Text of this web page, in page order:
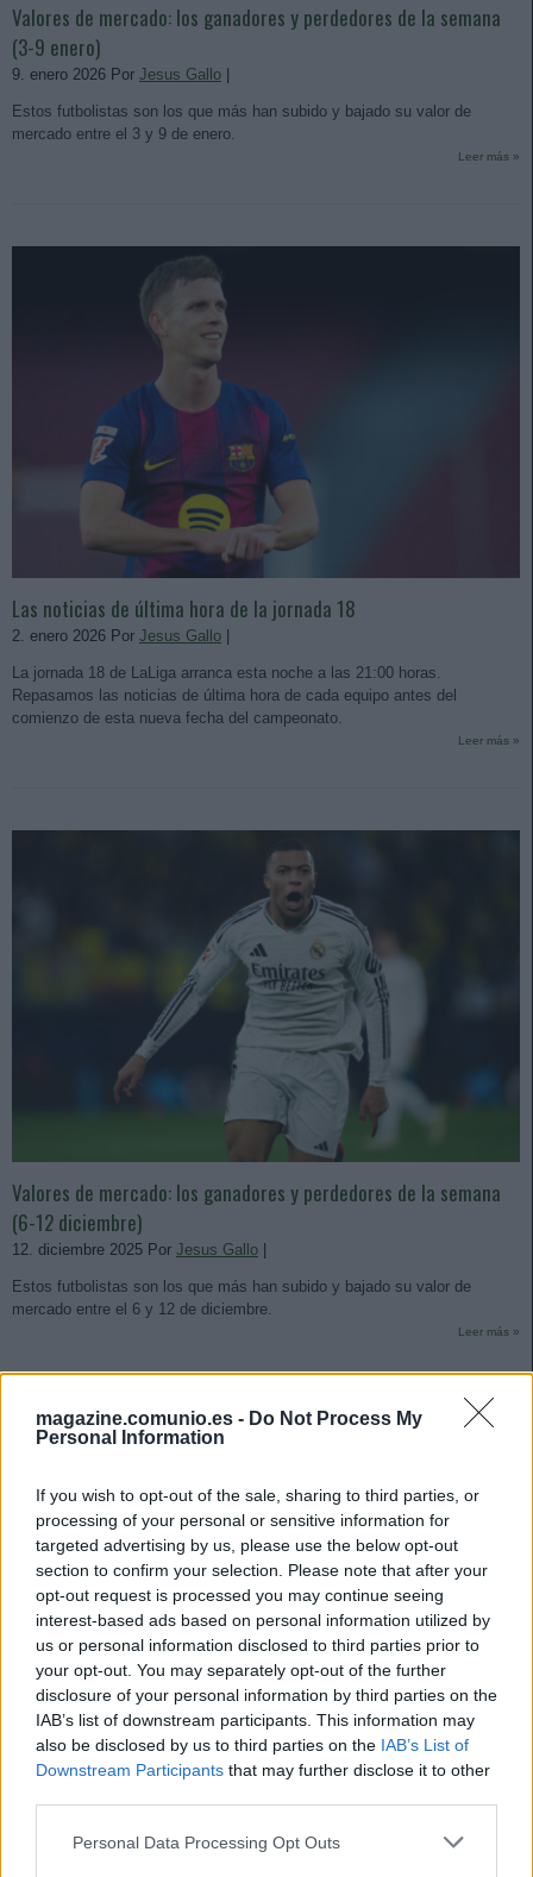
magazine.comunio.es - Do Not Process My
Personal Information
If you wish to opt-out of the sale, sharing to third parties, or
processing of your personal or sensitive information for
targeted advertising by us, please use the below opt-out
section to confirm your selection. Please note that after your
opt-out request is processed you may continue seeing
interest-based ads based on personal information utilized by
us or personal information disclosed to third parties prior to
your opt-out. You may separately opt-out of the further
disclosure of your personal information by third parties on the
IAB’s list of downstream participants. This information may
also be disclosed by us to third parties on the IAB’s List of
Downstream Participants that may further disclose it to other
Please note that this website/app uses one or more Google
Personal Data Processing Opt Outs
Valores de mercado: los ganadores y perdedores de la semana
(3-9 enero)
9. enero 2026 Por Jesus Gallo
Estos futbolistas son los que más han subido y bajado su valor de
mercado entre el 3 y 9 de enero.
Leer más »
Las noticias de última hora de la jornada 18
2. enero 2026 Por Jesus Gallo |
La jornada 18 de LaLiga arranca esta noche a las 21:00 horas.
Repasamos las noticias de última hora de cada equipo antes del
comienzo de esta nueva fecha del campeonato.
Leer más »
Valores de mercado: los ganadores y perdedores de la semana
(6-12 diciembre)
12. diciembre 2025 Por Jesus Gallo |
Estos futbolistas son los que más han subido y bajado su valor de
mercado entre el 6 y 12 de diciembre.
Leer más »
Parte médico tras la jornada extra: Trent, baja hasta febrero
4. diciembre 2025 PorJesus Gallo|
La jornada 14 de LaLiga 25/26 nos dejó varios lesionados, cómo Marcao